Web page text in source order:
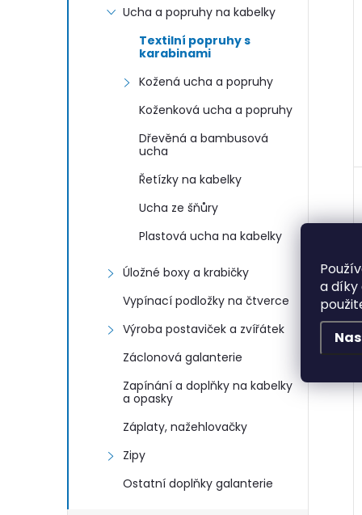
a díky
Ucha a popruhy na kabelky
Textilní popruhy s
karabinami
Kožená ucha a popruhy
Koženková ucha a popruhy
Dřevěná a bambusová
ucha
Řetízky na kabelky
Ucha ze šňůry
Plastová ucha na kabelky
Úložné boxy a krabičky
Vypínací podložky na čtverce
Výroba postaviček a zvířátek
Záclonová galanterie
Zapínání a doplňky na kabelky
a opasky
Záplaty, nažehlovačky
Zipy
Ostatní doplňky galanterie